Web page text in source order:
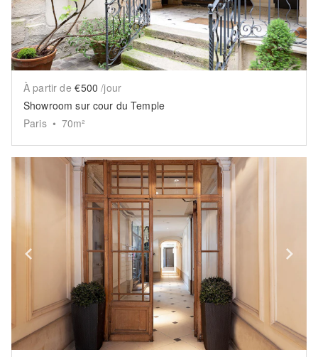
À partir de €500 /jour
Showroom sur cour du Temple
Paris • 70m²
Show previous slide